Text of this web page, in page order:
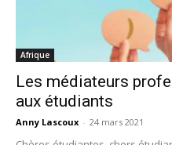
Afrique
Les médiateurs
aux étudiants
Anny Lascoux - 24 mars 2021